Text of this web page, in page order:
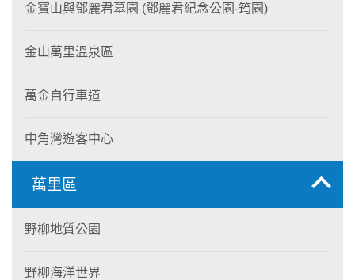
金寶山與鄧麗君墓園 (鄧麗君紀念公園-筠園)
金山萬里溫泉區
萬金自行車道
中角灣遊客中心
萬里區
野柳地質公園
野柳海洋世界